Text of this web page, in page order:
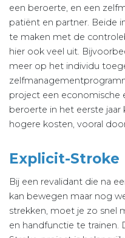
een beroerte, en een
patiënt en partner. Beide
te maken met de
hier ook veel uit.
meer op het individu
project een economische
beroerte in het eerste
hogere kosten, vooral
Explicit-Stroke
Bij een revalidant die na
kan bewegen maar nog
strekken, moet je zo snel
en handfunctie te trainen.